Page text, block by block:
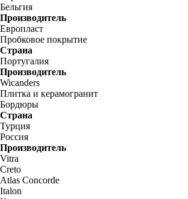
Бельгия
Производитель
Европласт
Пробковое покрытие
Страна
Португалия
Производитель
Wicanders
Плитка и керамогранит
Бордюры
Страна
Турция
Россия
Производитель
Vitra
Creto
Atlas Concorde
Italon